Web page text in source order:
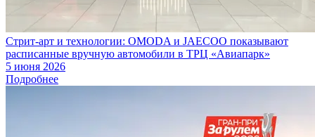
Стрит-арт и технологии: OMODA и JAECOO показывают
расписанные вручную автомобили в ТРЦ «Авиапарк»
5 июня 2026
Подробнее